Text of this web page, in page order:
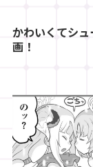
かわいくてシ
画！